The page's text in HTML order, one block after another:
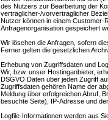
des Nutzers zur Bearbeitung der
vertraglicher-/vorvertraglicher
Nutzer können in einem Customer-
Anfragenorganisation gespeichert
Wir löschen die Anfragen, sofern
Ferner gelten die gesetzlichen
Erhebung von Zugriffsdaten und
Wir, bzw. unser Hostinganbieter,
DSGVO Daten über jeden Zugriff
Zugriffsdaten gehören Name der
Meldung über erfolgreichen Abruf,
besuchte Seite), IP-Adresse und
Logfile-Informationen werden aus